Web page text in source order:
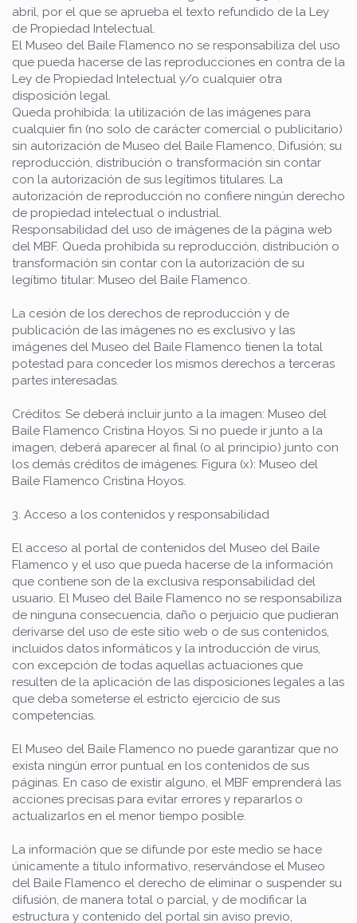
abril, por el que se aprueba el texto refundido de la Ley
de Propiedad Intelectual.
El Museo del Baile Flamenco no se responsabiliza del uso
que pueda hacerse de las reproducciones en contra de la
Ley de Propiedad Intelectual y/o cualquier otra
disposición legal.
Queda prohibida: la utilización de las imágenes para
cualquier fin (no solo de carácter comercial o publicitario)
sin autorización de Museo del Baile Flamenco, Difusión; su
reproducción, distribución o transformación sin contar
con la autorización de sus legítimos titulares. La
autorización de reproducción no confiere ningún derecho
de propiedad intelectual o industrial.
Responsabilidad del uso de imágenes de la página web
del MBF. Queda prohibida su reproducción, distribución o
transformación sin contar con la autorización de su
legítimo titular: Museo del Baile Flamenco.
La cesión de los derechos de reproducción y de
publicación de las imágenes no es exclusivo y las
imágenes del Museo del Baile Flamenco tienen la total
potestad para conceder los mismos derechos a terceras
partes interesadas.
Créditos: Se deberá incluir junto a la imagen: Museo del
Baile Flamenco Cristina Hoyos. Si no puede ir junto a la
imagen, deberá aparecer al final (o al principio) junto con
los demás créditos de imágenes: Figura (x): Museo del
Baile Flamenco Cristina Hoyos.
3. Acceso a los contenidos y responsabilidad
El acceso al portal de contenidos del Museo del Baile
Flamenco y el uso que pueda hacerse de la información
que contiene son de la exclusiva responsabilidad del
usuario. El Museo del Baile Flamenco no se responsabiliza
de ninguna consecuencia, daño o perjuicio que pudieran
derivarse del uso de este sitio web o de sus contenidos,
incluidos datos informáticos y la introducción de virus,
con excepción de todas aquellas actuaciones que
resulten de la aplicación de las disposiciones legales a las
que deba someterse el estricto ejercicio de sus
competencias.
El Museo del Baile Flamenco no puede garantizar que no
exista ningún error puntual en los contenidos de sus
páginas. En caso de existir alguno, el MBF emprenderá las
acciones precisas para evitar errores y repararlos o
actualizarlos en el menor tiempo posible.
La información que se difunde por este medio se hace
únicamente a título informativo, reservándose el Museo
del Baile Flamenco el derecho de eliminar o suspender su
difusión, de manera total o parcial, y de modificar la
estructura y contenido del portal sin aviso previo,